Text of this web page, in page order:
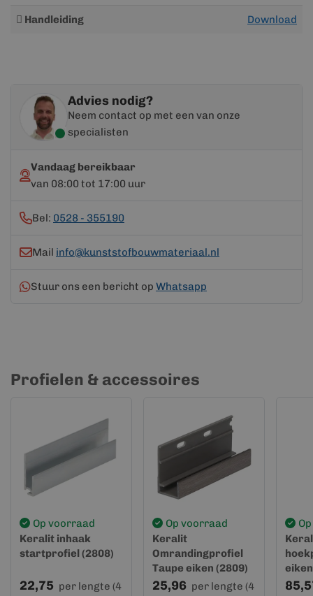
Meer
Handleiding Download
Advies nodig?
Neem contact op met een van onze
specialisten
Vandaag bereikbaar
van 08:00 tot 17:00 uur
Bel: 0528 - 355190
Mail info@kunststofbouwmateriaal.nl
Stuur ons een bericht op Whatsapp
Profielen & accessoires
Op voorraad
Keralit inhaak
startprofiel (2808)
22,75 per lengte (4
Op voorraad
Keralit
Omrandingprofiel
Taupe eiken (2809)
25,96 per lengte (4